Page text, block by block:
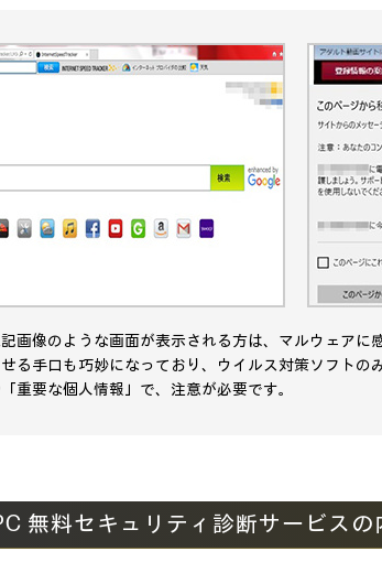
画像のような画面が表示される方は、マルウェアに
る手口も巧妙になっており、ウイルス対策ソフト
重要な個人情報」で、注意が必要です。
無料セキュリティ診断サービスの